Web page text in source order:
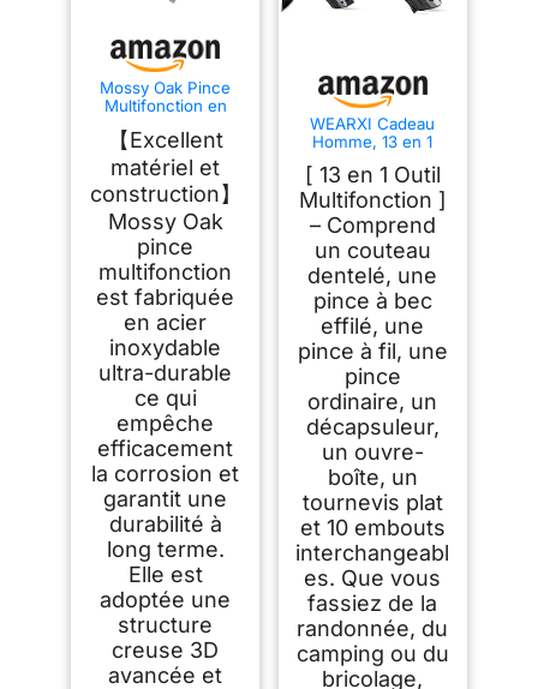
Mossy Oak Pince
Multifonction en
en 1
【Excellent
matériel et
construction】
Mossy Oak
pince
multifonction
est fabriquée
en acier
inoxydable
ultra-durable
ce qui
empêche
efficacement
la corrosion et
garantit une
durabilité à
long terme.
Elle est
adoptée une
structure
creuse 3D
avancée et
WEARXI Cadeau
Homme, 13 en 1
Pliant Multifonction
[ 13 en 1 Outil
Multifonction ]
– Comprend
un couteau
dentelé, une
pince à bec
effilé, une
pince à fil, une
pince
ordinaire, un
décapsuleur,
un ouvre-
boîte, un
tournevis plat
et 10 embouts
interchangeabl
es. Que vous
fassiez de la
randonnée, du
camping ou du
bricolage,